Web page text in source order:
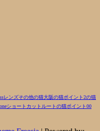
レンズその他の猫大阪の猫ポイント2の猫
ショートカットルートの猫ポイント00